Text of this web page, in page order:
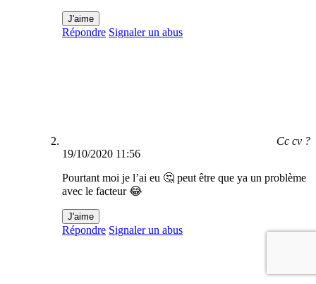
J'aime
Répondre Signaler un abus
Cc cv ?
19/10/2020 11:56
Pourtant moi je l’ai eu 🤔 peut être que ya un problème
avec le facteur 😂
J'aime
Répondre Signaler un abus